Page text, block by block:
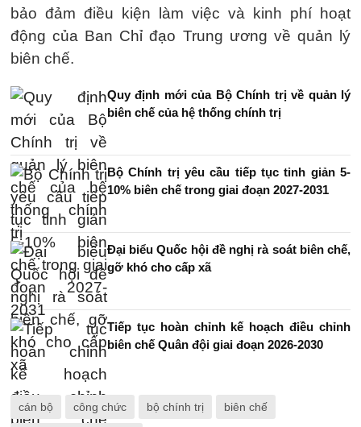
bảo đảm điều kiện làm việc và kinh phí hoạt
động của Ban Chỉ đạo Trung ương về quản lý
biên chế.
Quy định mới của Bộ Chính trị về quản lý
biên chế của hệ thống chính trị
Bộ Chính trị yêu cầu tiếp tục tinh giản 5-
10% biên chế trong giai đoạn 2027-2031
Đại biểu Quốc hội đề nghị rà soát biên chế,
gỡ khó cho cấp xã
Tiếp tục hoàn chỉnh kế hoạch điều chỉnh
biên chế Quân đội giai đoạn 2026-2030
cán bộ công chức bộ chính trị biên chế